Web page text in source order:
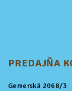
PREDAJŇA
Gemerská 2068/3